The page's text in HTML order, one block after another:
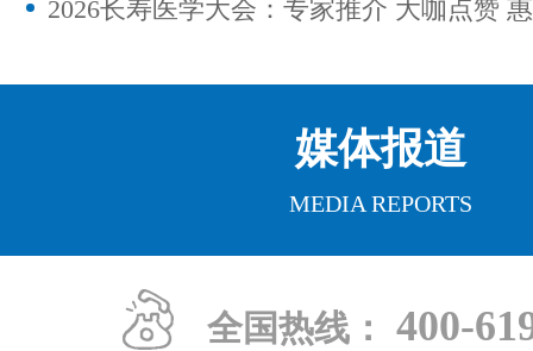
媒体报道
MEDIA REPORTS
全国热线： 400-